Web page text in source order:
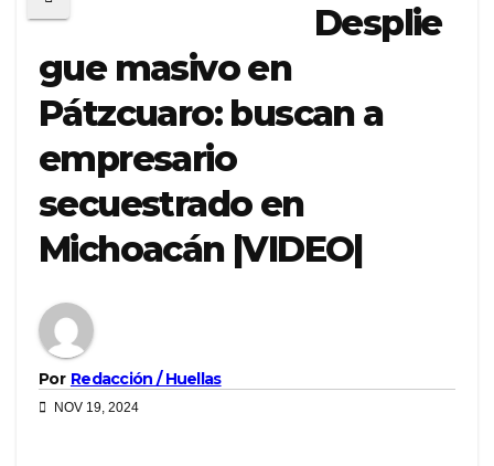
Desplie
gue masivo en
Pátzcuaro: buscan a
empresario
secuestrado en
Michoacán |VIDEO|
Por Redacción / Huellas
NOV 19, 2024